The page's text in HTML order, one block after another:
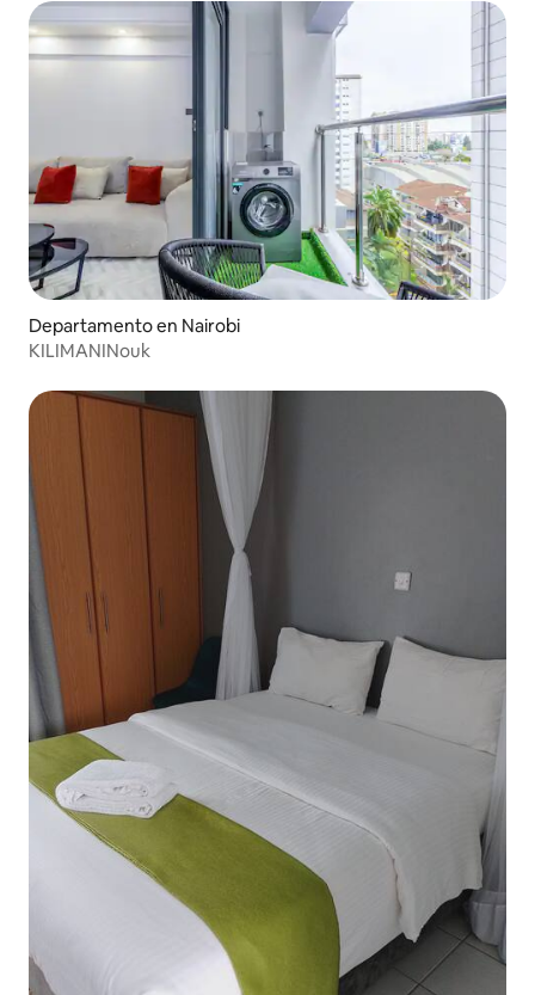
Departamento en Nairobi
KILIMANINouk